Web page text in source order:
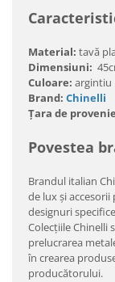
Material: tavă
Dimensiuni:
Culoare: argintiu
Brand: Chinelli
Țara de
Povestea
Brandul italian
de lux şi
designuri
Colecţiile Chinelli
prelucrarea
în crearea
producătorului.